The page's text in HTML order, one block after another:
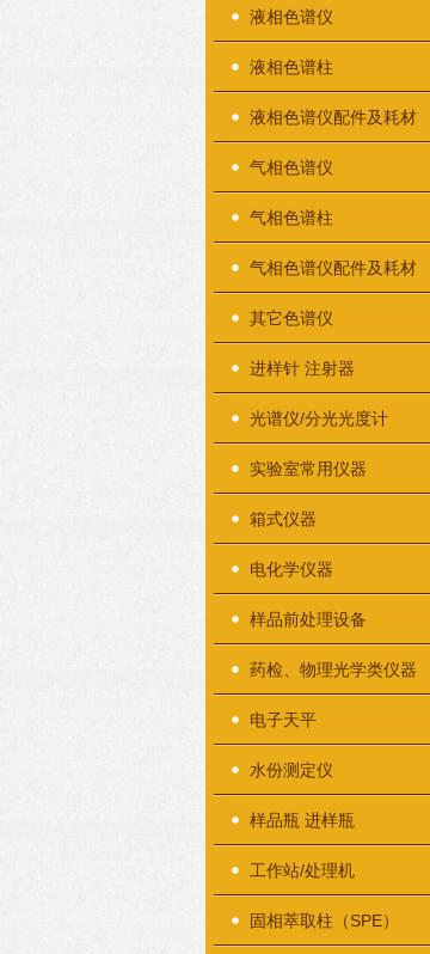
液相色谱仪
液相色谱柱
液相色谱仪配件及耗材
气相色谱仪
气相色谱柱
气相色谱仪配件及耗材
其它色谱仪
进样针 注射器
光谱仪/分光光度计
实验室常用仪器
箱式仪器
电化学仪器
样品前处理设备
药检、物理光学类仪器
电子天平
水份测定仪
样品瓶 进样瓶
工作站/处理机
固相萃取柱（SPE）